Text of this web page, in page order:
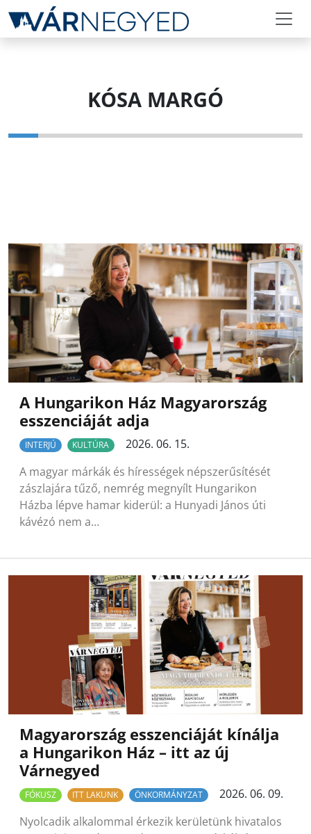
KÓSA MARGÓ
A Hungarikon Ház Magyarország
esszenciáját adja
INTERJÚ KULTÚRA
2026. 06. 15.
A magyar márkák és hírességek népszerűsítését
zászlajára tűző, nemrég megnyílt Hungarikon
Házba lépve hamar kiderül: a Hunyadi János úti
kávézó nem a…
Magyarország esszenciáját kínálja
a Hungarikon Ház – itt az új
Várnegyed
FÓKUSZ ITT LAKUNK ÖNKORMÁNYZAT
2026. 06. 09.
Nyolcadik alkalommal érkezik kerületünk hivatalos